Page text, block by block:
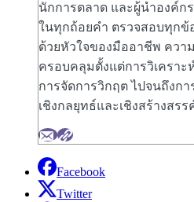
นักการตลาด และผู้นำองค์กร
ในทุกถ้อยคำ ตรวจสอบทุกข้
ด้วยหัวใจของมืออาชีพ ควา
ครอบคลุมตั้งแต่การวิเคราะ
การจัดการวิกฤต ไปจนถึงกา
เชิงกลยุทธ์และเชิงสร้างสรร
Facebook
Twitter